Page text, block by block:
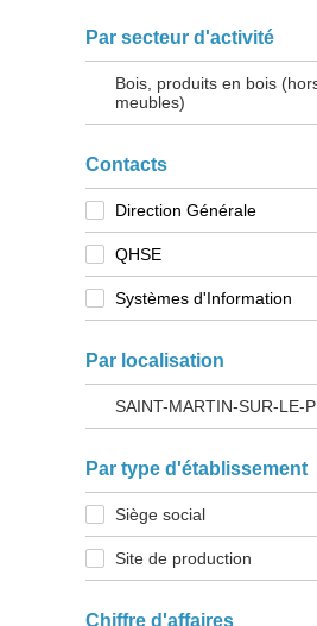
Par secteur d'activité
Bois, produits en bois
meubles)
Contacts
Direction Générale
QHSE
Systèmes d'Information
Par localisation
SAINT-MARTIN-SUR-LE-
Par type d'établissement
Siège social
Site de production
Chiffre d'affaires